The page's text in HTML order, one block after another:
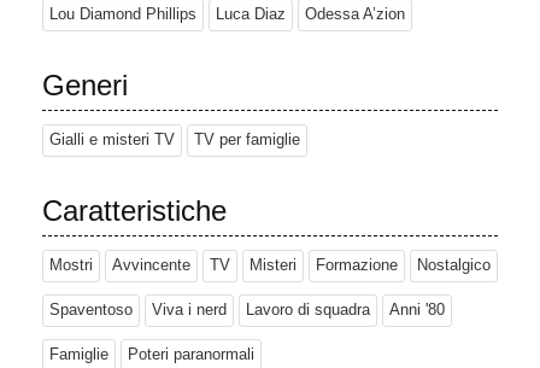
Lou Diamond Phillips Luca Diaz Odessa A’zion
Generi
Gialli e misteri TV TV per famiglie
Caratteristiche
Mostri Avvincente TV Misteri Formazione Nostalgico
Spaventoso Viva i nerd Lavoro di squadra Anni '80
Famiglie Poteri paranormali